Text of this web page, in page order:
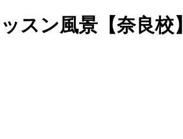
スン風景【奈良校】